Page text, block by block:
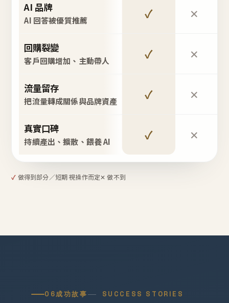
AI 品牌
AI 回答被優質推薦 ✓ ✕
回購裂變
客戶回購增加、主動帶人 ✓ ✕
流量留存
把流量轉成關係與品牌資產 ✓ ✕
真實口碑
持續產出、擴散、餵養 AI ✓ ✕
✓ 做得到部分／短期 視操作而定✕ 做不到
06成功故事 SUCCESS STORIES